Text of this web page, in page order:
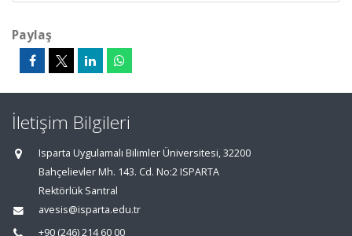
Paylaş
İletişim Bilgileri
Isparta Uygulamalı Bilimler Üniversitesi, 32200
Bahçelievler Mh. 143. Cd. No:2 ISPARTA
Rektörlük Santral
avesis@isparta.edu.tr
+90 (246) 214 60 00